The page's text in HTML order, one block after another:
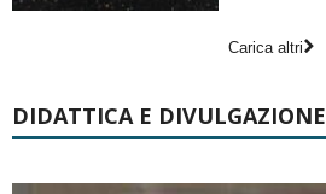
Carica altri
DIDATTICA E DIVULGAZIONE